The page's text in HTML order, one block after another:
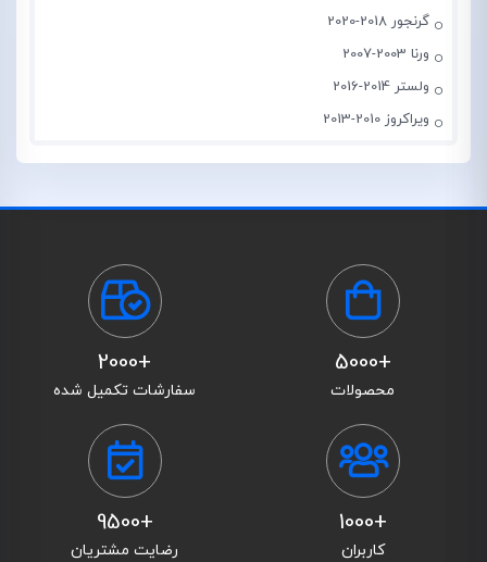
گرنجور 2018-2020
ورنا 2003-2007
ولستر 2014-2016
ویراکروز 2010-2013
+5000
محصولات
+2000
سفارشات تکمیل شده
+1000
کاربران
+9500
رضایت مشتریان